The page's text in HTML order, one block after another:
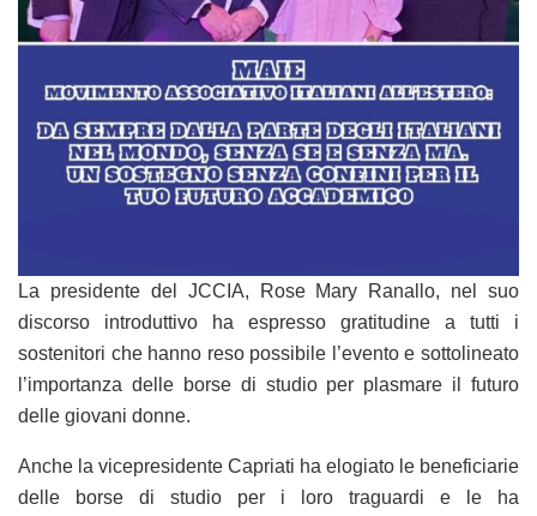
La presidente del JCCIA, Rose Mary Ranallo, nel suo
discorso introduttivo ha espresso gratitudine a tutti i
sostenitori che hanno reso possibile l’evento e sottolineato
l’importanza delle borse di studio per plasmare il futuro
delle giovani donne.
Anche la vicepresidente Capriati ha elogiato le beneficiarie
delle borse di studio per i loro traguardi e le ha